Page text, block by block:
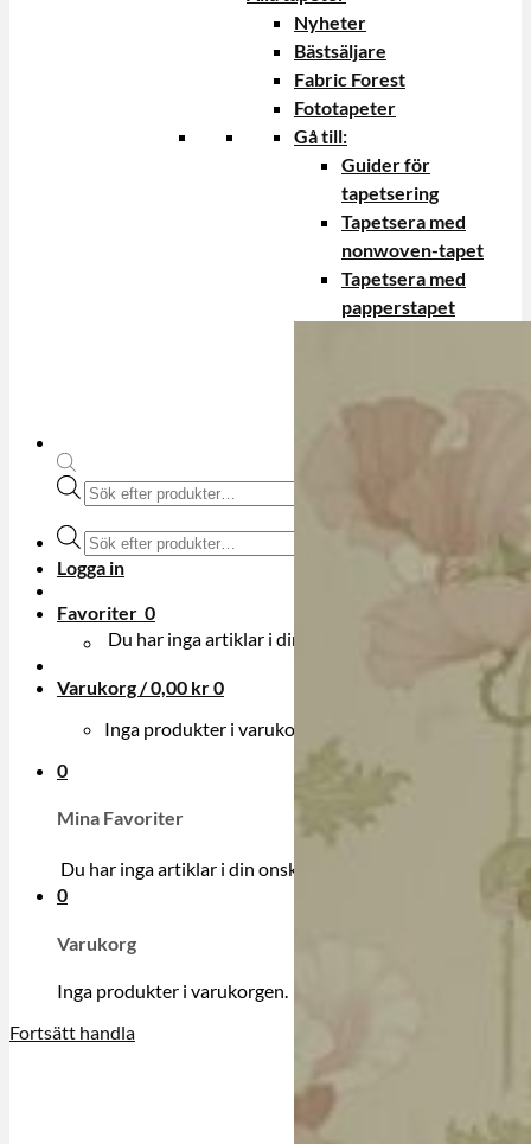
Produktsökning
Produktsökning
Logga in
Favoriter 0
Du har inga artiklar i din onskelista.
Varukorg /0,00 kr0
Inga produkter i varukorgen.
0
Mina Favoriter
Du har inga artiklar i din onskelista.
0
Varukorg
Inga produkter i varukorgen.
Fortsätt handla
Nyheter
Bästsäljare
Fabric Forest
Fototapeter
Gå till:
Guider för
tapetsering
Tapetsera med
nonwoven-tapet
Tapetsera med
papperstapet